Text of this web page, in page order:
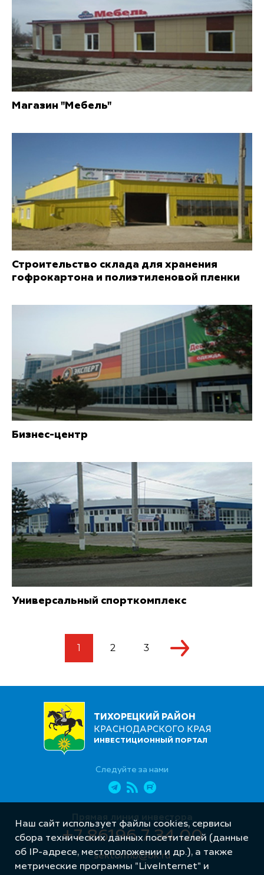
Магазин "Мебель"
Строительство склада для хранения
гофрокартона и полиэтиленовой пленки
Бизнес-центр
Универсальный спорткомплекс
1 2 3
ТИХОРЕЦКИЙ РАЙОН
КРАСНОДАРСКОГО КРАЯ
ИНВЕСТИЦИОННЫЙ ПОРТАЛ
Следуйте за нами
Прямая линия инвестора
+7 86196 7 34 00
sektormb@bk.ru
Наш сайт использует файлы cookies, сервисы
сбора технических данных посетителей (данные
об IP-адресе, местоположении и др.), а также
метрические программы "LiveInternet" и